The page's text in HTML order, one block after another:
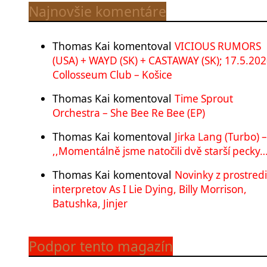
Najnovšie komentáre
Thomas Kai komentoval VICIOUS RUMORS
(USA) + WAYD (SK) + CASTAWAY (SK);
Collosseum Club – Košice
Thomas Kai komentoval Time Sprout
Orchestra – She Bee Re Bee (EP)
Thomas Kai komentoval Jirka Lang (Turbo) –
,,Momentálně jsme natočili dvě starší
Thomas Kai komentoval Novinky z
interpretov As I Lie Dying, Billy Morrison,
Batushka, Jinjer
Podpor tento magazín